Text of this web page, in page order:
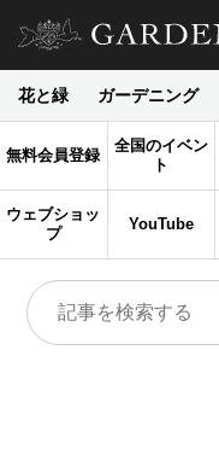
花と緑 ガーデニング
無料会員登録
全国のイベン
ト
ウェブショッ
プ
YouTube